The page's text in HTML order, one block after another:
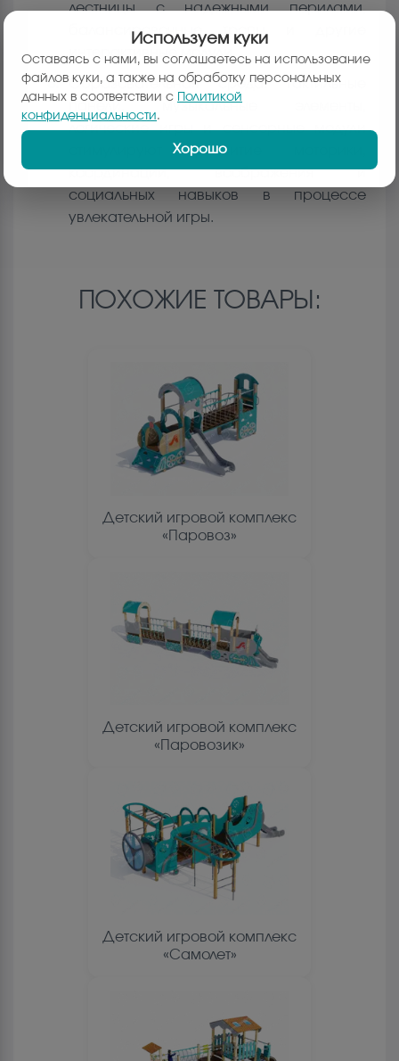
лестницы с надежными перилами,
балансировочные тропы и другие
Образовательная среда: Тактильные
панели, музыкальные элементы,
логические игры и сенсорные модули
стимулируют развитие моторики,
координации, воображения и
социальных навыков в процессе
увлекательной игры.
ПОХОЖИЕ ТОВАРЫ:
Детский игровой комплекс
«Паровоз»
Детский игровой комплекс
«Паровозик»
Детский игровой комплекс
«Самолет»
Используем куки
Оставаясь с нами, вы соглашаетесь на использование
файлов куки, а также на обработку персональных
данных в соответствии с
Политикой
конфиденциальности.
Хорошо